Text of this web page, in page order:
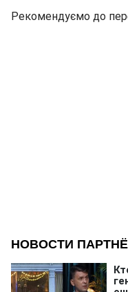
Рекомендуємо до